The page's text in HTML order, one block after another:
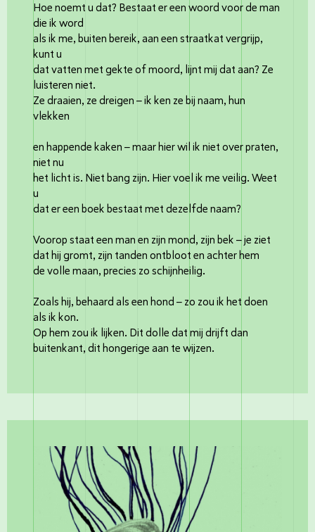
Hoe noemt u dat? Bestaat er een woord voor de man
die ik word
als ik me, buiten bereik, aan een straatkat vergrijp,
kunt u
dat vatten met gekte of moord, lijnt mij dat aan? Ze
luisteren niet.
Ze draaien, ze dreigen – ik ken ze bij naam, hun
vlekken
en happende kaken – maar hier wil ik niet over praten,
niet nu
het licht is. Niet bang zijn. Hier voel ik me veilig. Weet
u
dat er een boek bestaat met dezelfde naam?
Voorop staat een man en zijn mond, zijn bek – je ziet
dat hij gromt, zijn tanden ontbloot en achter hem
de volle maan, precies zo schijnheilig.
Zoals hij, behaard als een hond – zo zou ik het doen
als ik kon.
Op hem zou ik lijken. Dit dolle dat mij drijft dan
buitenkant, dit hongerige aan te wijzen.